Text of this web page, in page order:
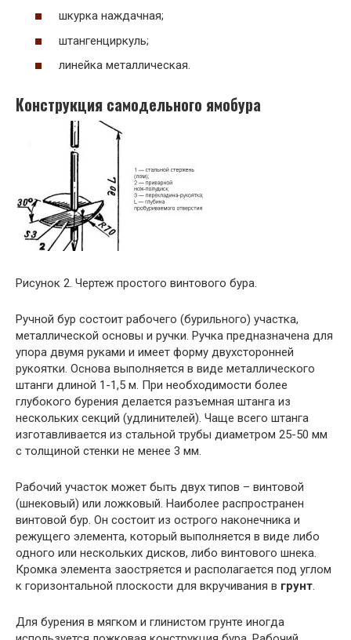
шкурка наждачная;
штангенциркуль;
линейка металлическая.
Конструкция самодельного ямобура
Рисунок 2. Чертеж простого винтового бура.
Ручной бур состоит рабочего (бурильного) участка,
металлической основы и ручки. Ручка предназначена для
упора двумя руками и имеет форму двухсторонней
рукоятки. Основа выполняется в виде металлического
штанги длиной 1-1,5 м. При необходимости более
глубокого бурения делается разъемная штанга из
нескольких секций (удлинителей). Чаще всего штанга
изготавливается из стальной трубы диаметром 25-50 мм
с толщиной стенки не менее 3 мм.
Рабочий участок может быть двух типов – винтовой
(шнековый) или ложковый. Наиболее распространен
винтовой бур. Он состоит из острого наконечника и
режущего элемента, который выполняется в виде либо
одного или нескольких дисков, либо винтового шнека.
Кромка элемента заостряется и располагается под углом
к горизонтальной плоскости для вкручивания в грунт.
Для бурения в мягком и глинистом грунте иногда